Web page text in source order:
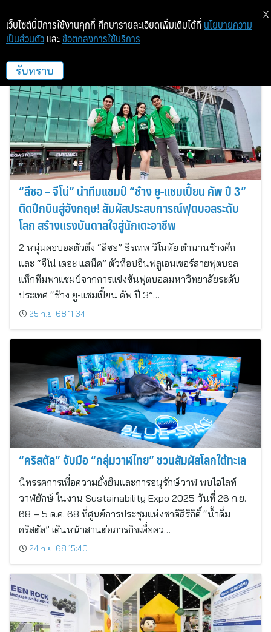
ไทยเบฟ
“ลีซอ – จีโน่” นำทีมแชมป์ “ช้าง ยู-แชมเปี้ยน คัพ ปี 3”
ติดปีกบินสู่อังกฤษ! สัมผัสประสบการณ์ฟุตบอลระดับ
โลก สร้างแรงบันดาลใจสู่นักเตะอาชีพ
2 หนุ่มคอบอลตัวตึง “ลีซอ” ธีรเทพ วิโนทัย ตำนานช้างศึก
และ “จีโน่ เดอะ แสน็ค” ตัวท็อปอินฟลูเอนเซอร์สายฟุตบอล
แท็กทีมพาแชมป์จากการแข่งขันฟุตบอลมหาวิทยาลัยระดับ
ประเทศ “ช้าง ยู-แชมเปี้ยน คัพ ปี 3”…
25 ก.ย. 68 11:34
“คริสตัล” จับมือ “กลุ่มวาฬไทย” ชวนสัมผัสโลกใต้ทะเล
นิทรรศการเพื่อความยั่งยืนและการอนุรักษ์วาฬ พบไฮไลท์
วาฬยักษ์ ในงาน Sustainability Expo 2025 วันที่ 26 ก.ย.
68 – 5 ต.ค. 68 ที่ศูนย์การประชุมแห่งชาติสิริกิติ์ “น้ำดื่ม
คริสตัล” เดินหน้าสานต่อภารกิจเพื่อคว…
24 ก.ย. 68 15:40
เว็บไซต์นี้มีการใช้งานคุกกี้ ศึกษารายละเอียดเพิ่มเติมได้ที่ นโยบายความ
เป็นส่วนตัว และ ข้อตกลงการใช้บริการ
รับทราบ
X